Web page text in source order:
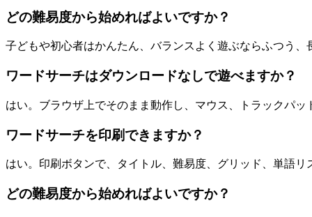
どの難易度から始めればよいですか？
子どもや初心者はかんたん、バランスよく遊ぶならふつう
ワードサーチはダウンロードなしで遊べますか？
はい。ブラウザ上でそのまま動作し、マウス、トラックパ
ワードサーチを印刷できますか？
はい。印刷ボタンで、タイトル、難易度、グリッド、単語リ
どの難易度から始めればよいですか？